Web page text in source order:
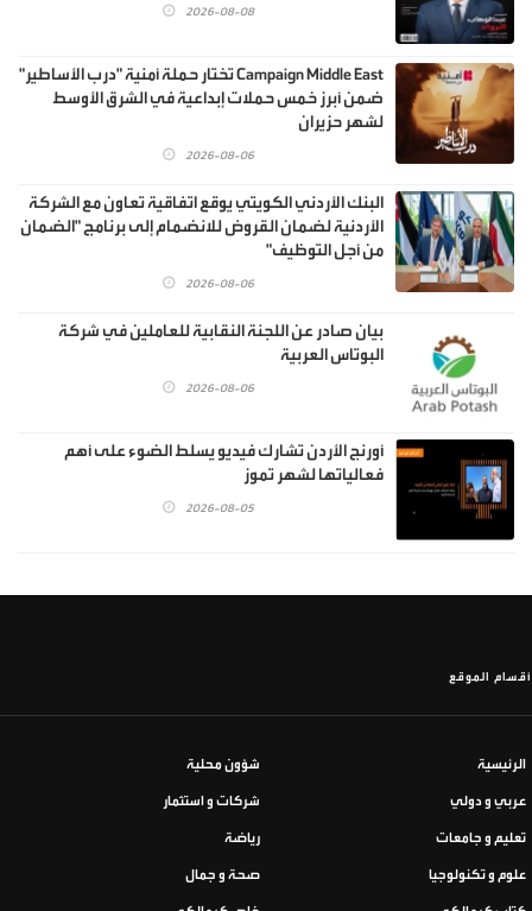
2026-08-08
Campaign Middle East تختار حملة أمنية "درب الأساطير"
ضمن أبرز خمس حملات إبداعية في الشرق الأوسط
لشهر حزيران
2026-08-06
البنك الأردني الكويتي يوقع اتفاقية تعاون مع الشركة
الأردنية لضمان القروض للانضمام إلى برنامج "الضمان
من أجل التوظيف"
2026-08-06
بيان صادر عن اللجنة النقابية للعاملين في شركة
البوتاس العربية
2026-08-06
أورنج الأردن تشارك فيديو يسلط الضوء على أهم
فعالياتها لشهر تموز
2026-08-05
أقسام الموقع
الرئيسية شؤون محلية
عربي و دولي شركات و استثمار
تعليم و جامعات رياضة
علوم و تكنولوجيا صحة و جمال